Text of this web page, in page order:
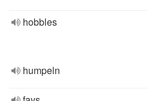
hobbles
humpeln